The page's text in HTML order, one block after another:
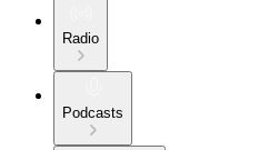
Radio
Podcasts